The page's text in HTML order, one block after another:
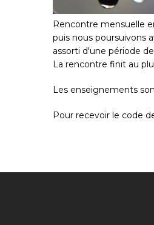
Rencontre mensuelle
puis nous poursuivons
assorti d'une période
La rencontre finit au
Les enseignements
Pour recevoir le code